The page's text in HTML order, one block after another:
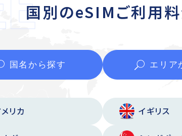
国別のeSIMご利用
国名から探す エリア
リカ イギリス